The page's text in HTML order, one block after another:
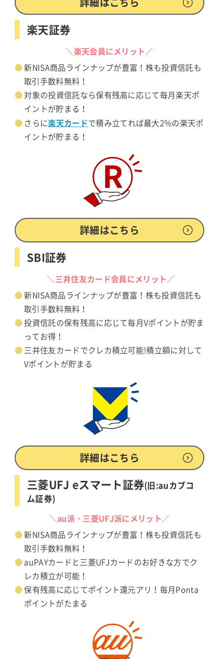
楽天証券
＼楽天会員にメリット／
新NISA商品ラインナップが豊富！株も投資信託も
取引手数料無料！
対象の投資信託なら保有残高に応じて毎月楽天ポ
イントが貯まる！
さらに楽天カードで積み立てれば最大2%の楽天ポ
イントが貯まる！
詳細はこちら
SBI証券
＼三井住友カード会員にメリット／
新NISA商品ラインナップが豊富！株も投資信託も
取引手数料無料！
投資信託の保有残高に応じて毎月Vポイントが貯ま
ってお得！
三井住友カードでクレカ積立可能!積立額に対して
Vポイントが貯まる
詳細はこちら
三菱UFJ eスマート証券(旧:auカブコ
ム証券)
＼au派・三菱UFJ派にメリット／
新NISA商品ラインナップが豊富！株も投資信託も
取引手数料無料！
auPAYカードと三菱UFJカードのお好きな方でク
レカ積立が可能！
保有残高に応じてポイント還元アリ！毎月Ponta
ポイントがたまる